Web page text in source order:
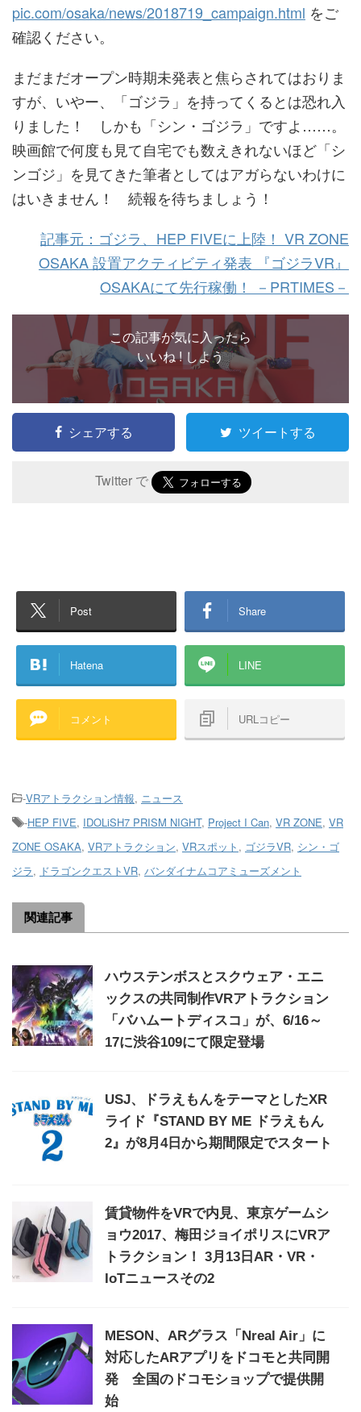
pic.com/osaka/news/2018719_campaign.html をご
確認ください。
まだまだオープン時期未発表と焦らされてはおりま
すが、いやー、「ゴジラ」を持ってくるとは恐れ入
りました！ しかも「シン・ゴジラ」ですよ……。
映画館で何度も見て自宅でも数えきれないほど「シ
ンゴジ」を見てきた筆者としてはアガらないわけに
はいきません！ 続報を待ちましょう！
記事元：ゴジラ、HEP FIVEに上陸！ VR ZONE
OSAKA 設置アクティビティ発表 『ゴジラVR』
OSAKAにて先行稼働！ －PRTIMES－
この記事が気に入ったら
いいね ! しよう
シェアする ツイートする
Twitter で
Post Share
Hatena LINE
コメント URLコピー
-VRアトラクション情報, ニュース
-HEP FIVE, IDOLiSH7 PRISM NIGHT, Project I Can, VR ZONE, VR
ZONE OSAKA, VRアトラクション, VRスポット , ゴジラVR, シン・ゴ
ジラ, ドラゴンクエストVR, バンダイナムコアミューズメント
関連記事
ハウステンボスとスクウェア・エニ
ックスの共同制作VRアトラクション
「バハムートディスコ」が、6/16～
17に渋谷109にて限定登場
USJ、ドラえもんをテーマとしたXR
ライド『STAND BY ME ドラえもん
2』が8月4日から期間限定でスタート
賃貸物件をVRで内見、東京ゲームシ
ョウ2017、梅田ジョイポリスにVRア
トラクション！ 3月13日AR・VR・
IoTニュースその2
MESON、ARグラス「Nreal Air」に
対応したARアプリをドコモと共同開
発 全国のドコモショップで提供開
始